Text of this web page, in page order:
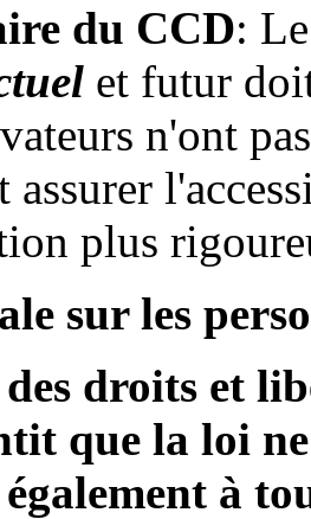
du CCD:
et futur
n'ont
assurer
plus
sur les
droits et
que la loi
à